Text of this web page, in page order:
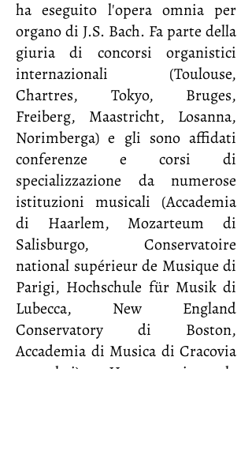
ha eseguito l'opera omnia per
organo di J.S. Bach. Fa parte della
giuria di concorsi organistici
internazionali (Toulouse,
Chartres, Tokyo, Bruges,
Freiberg, Maastricht, Losanna,
Norimberga) e gli sono affidati
conferenze e corsi di
specializzazione da numerose
istituzioni musicali (Accademia
di Haarlem, Mozarteum di
Salisburgo, Conservatoire
national supérieur de Musique di
Parigi, Hochschule für Musik di
Lubecca, New England
Conservatory di Boston,
Accademia di Musica di Cracovia
e altri). Ha seguito la